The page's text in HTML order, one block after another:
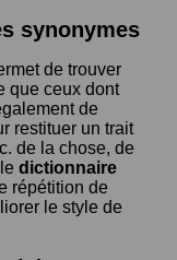
synonymes
de trouver
que ceux dont
de
restituer un trait
de la chose, de
dictionnaire
répétition de
le style de